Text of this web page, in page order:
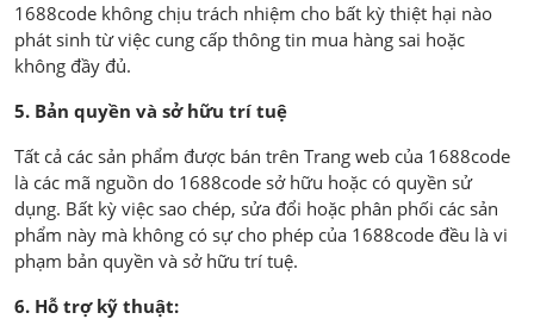
1688code không chịu trách nhiệm cho bất kỳ thiệt hại nào
phát sinh từ việc cung cấp thông tin mua hàng sai hoặc
không đầy đủ.
5. Bản quyền và sở hữu trí tuệ
Tất cả các sản phẩm được bán trên Trang web của 1688code
là các mã nguồn do 1688code sở hữu hoặc có quyền sử
dụng. Bất kỳ việc sao chép, sửa đổi hoặc phân phối các sản
phẩm này mà không có sự cho phép của 1688code đều là vi
phạm bản quyền và sở hữu trí tuệ.
6. Hỗ trợ kỹ thuật: